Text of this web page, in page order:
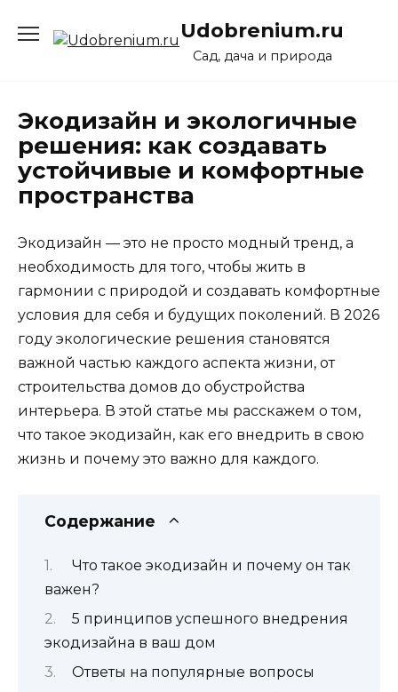
содержанию
Udobrenium.ru
Сад, дача и природа
Экодизайн и экологичные
решения: как создавать
устойчивые и комфортные
пространства
Экодизайн — это не просто модный тренд, а
необходимость для того, чтобы жить в
гармонии с природой и создавать комфортные
условия для себя и будущих поколений. В 2026
году экологические решения становятся
важной частью каждого аспекта жизни, от
строительства домов до обустройства
интерьера. В этой статье мы расскажем о том,
что такое экодизайн, как его внедрить в свою
жизнь и почему это важно для каждого.
Содержание
Что такое экодизайн и почему он так
важен?
5 принципов успешного внедрения
экодизайна в ваш дом
Ответы на популярные вопросы